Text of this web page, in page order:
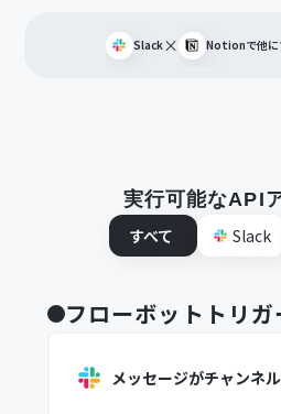
Slack× Notionで他
実行可能なAPI
すべて
Slack
フローボットトリガ
メッセージがチャンネ